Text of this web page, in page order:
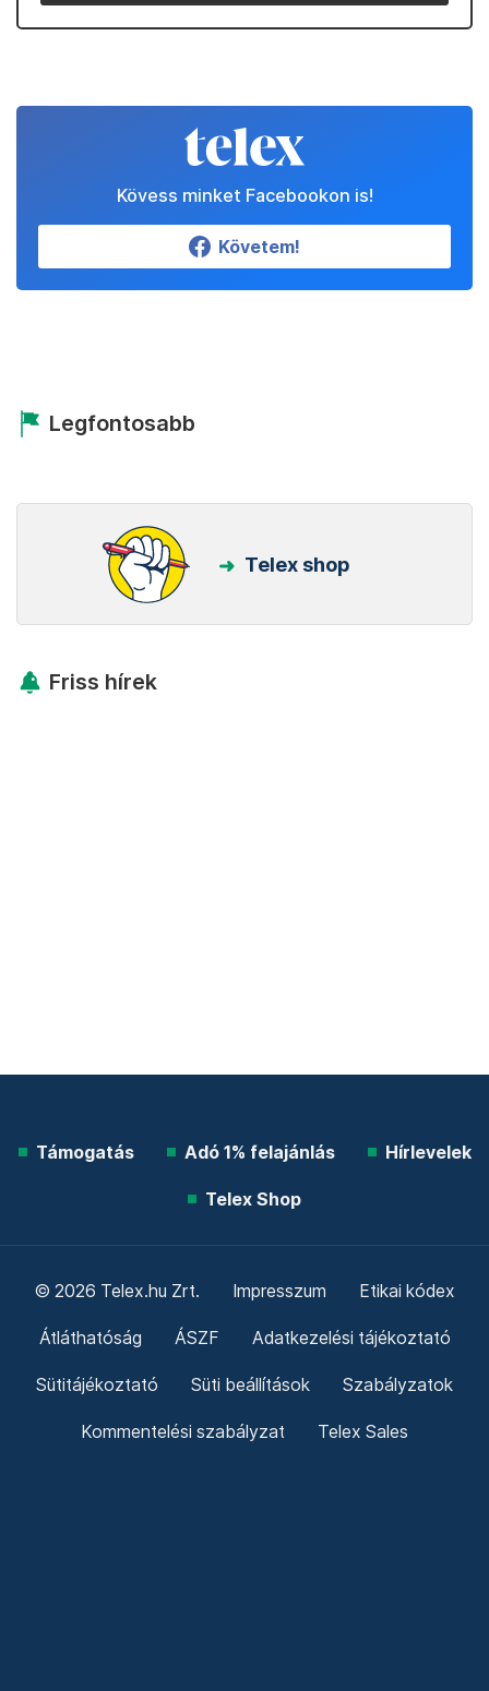
Kövess minket Facebookon is!
Követem!
Legfontosabb
Telex shop
Friss hírek
Támogatás Adó 1% felajánlás Hírlevelek
Telex Shop
© 2026 Telex.hu Zrt. Impresszum Etikai kódex
Átláthatóság ÁSZF Adatkezelési tájékoztató
Sütitájékoztató Süti beállítások Szabályzatok
Kommentelési szabályzat Telex Sales